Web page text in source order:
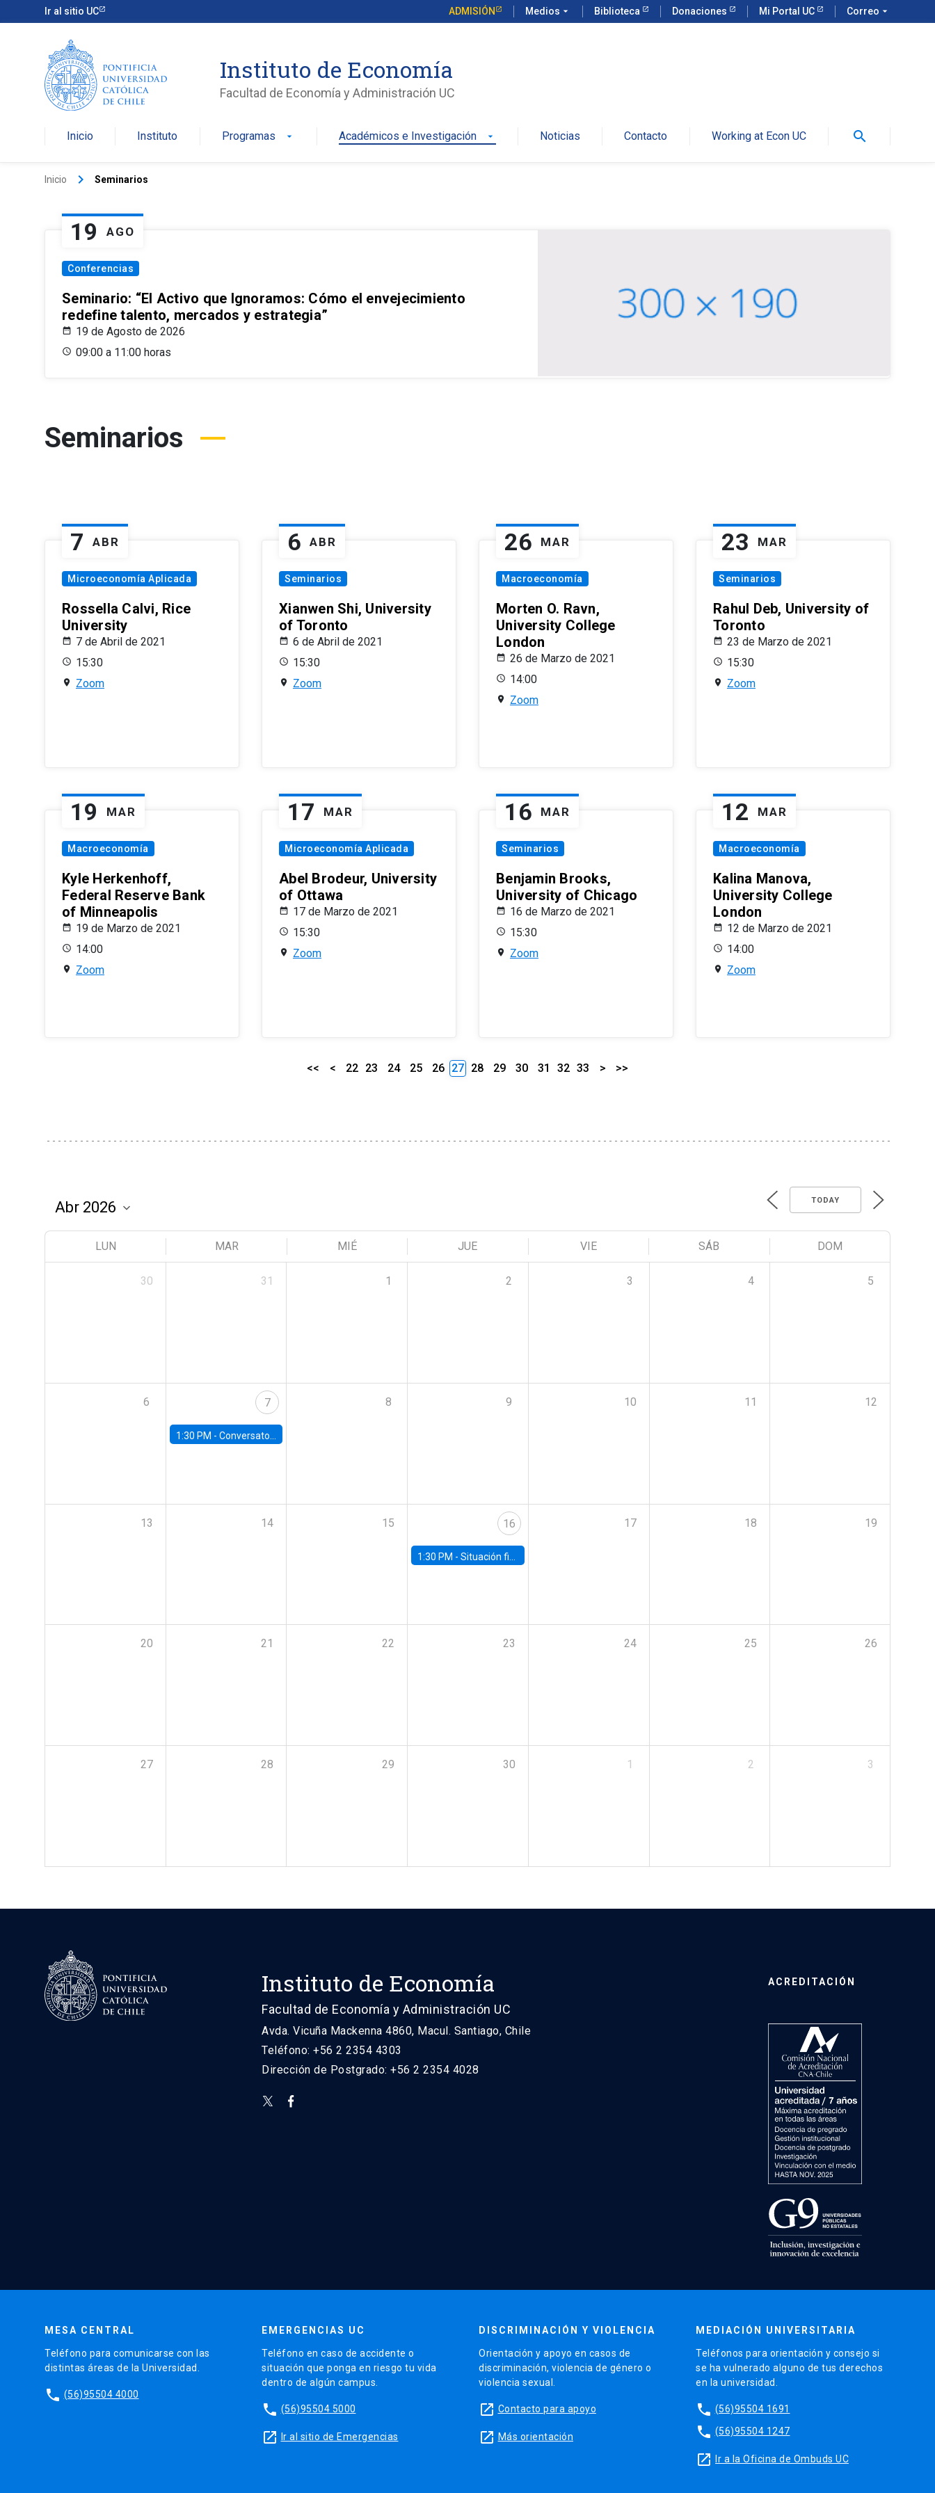
Ir al sitio UC ADMISIÓN Medios arrow_drop_down Biblioteca Donaciones Mi Portal UC Correo arrow_drop_down
Instituto de Economía
Facultad de Economía y Administración UC
Inicio Instituto Programas arrow_drop_down Académicos e Investigación arrow_drop_down Noticias Contacto Working at Econ UC search
Inicio keyboard_arrow_right Seminarios
19 AGO
Conferencias
Seminario: “El Activo que Ignoramos: Cómo el envejecimiento
redefine talento, mercados y estrategia”
19 de Agosto de 2026
09:00 a 11:00 horas
Seminarios
7 ABR
Microeconomía Aplicada
Rossella Calvi, Rice
University
7 de Abril de 2021
15:30
Zoom
6 ABR
Seminarios
Xianwen Shi, University
of Toronto
6 de Abril de 2021
15:30
Zoom
26 MAR
Macroeconomía
Morten O. Ravn,
University College
London
26 de Marzo de 2021
14:00
Zoom
23 MAR
Seminarios
Rahul Deb, University of
Toronto
23 de Marzo de 2021
15:30
Zoom
19 MAR
Macroeconomía
Kyle Herkenhoff,
Federal Reserve Bank
of Minneapolis
19 de Marzo de 2021
14:00
Zoom
17 MAR
Microeconomía Aplicada
Abel Brodeur, University
of Ottawa
17 de Marzo de 2021
15:30
Zoom
16 MAR
Seminarios
Benjamin Brooks,
University of Chicago
16 de Marzo de 2021
15:30
Zoom
12 MAR
Macroeconomía
Kalina Manova,
University College
London
12 de Marzo de 2021
14:00
Zoom
<< < 22 23 24 25 26 27 28 29 30 31 32 33 > >>
TODAY
LUN MAR MIÉ JUE VIE SÁB DOM
30 31 1 2 3 4 5
6 7
1:30 PM - Conversatorio | Pobreza: La mirada de León XIV
8 9 10 11 12
13 14 15 16
1:30 PM -Situación fiscal: cierre 2025 y perspectivas de mediano plazo 2026–2030
17 18 19
20 21 22 23 24 25 26
27 28 29 30 1 2 3
Instituto de Economía
Facultad de Economía y Administración UC
Avda. Vicuña Mackenna 4860, Macul. Santiago, Chile
Teléfono: +56 2 2354 4303
Dirección de Postgrado: +56 2 2354 4028
ACREDITACIÓN
MESA CENTRAL
Teléfono para comunicarse con las
distintas áreas de la Universidad.
phone (56)95504 4000
EMERGENCIAS UC
Teléfono en caso de accidente o
situación que ponga en riesgo tu vida
dentro de algún campus.
phone (56)95504 5000
launch Ir al sitio de Emergencias
DISCRIMINACIÓN Y VIOLENCIA
Orientación y apoyo en casos de
discriminación, violencia de género o
violencia sexual.
launch Contacto para apoyo
launch Más orientación
MEDIACIÓN UNIVERSITARIA
Teléfonos para orientación y consejo si
se ha vulnerado alguno de tus derechos
en la universidad.
phone (56)95504 1691
phone (56)95504 1247
launch Ir a la Oficina de Ombuds UC